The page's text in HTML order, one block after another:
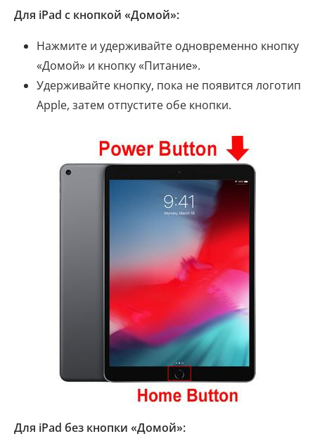
Для iPad с кнопкой «Домой»:
Нажмите и удерживайте одновременно кнопку
«Домой» и кнопку «Питание».
Удерживайте кнопку, пока не появится логотип
Apple, затем отпустите обе кнопки.
Для iPad без кнопки «Домой»: